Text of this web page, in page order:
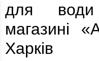
для
магазині
Харків